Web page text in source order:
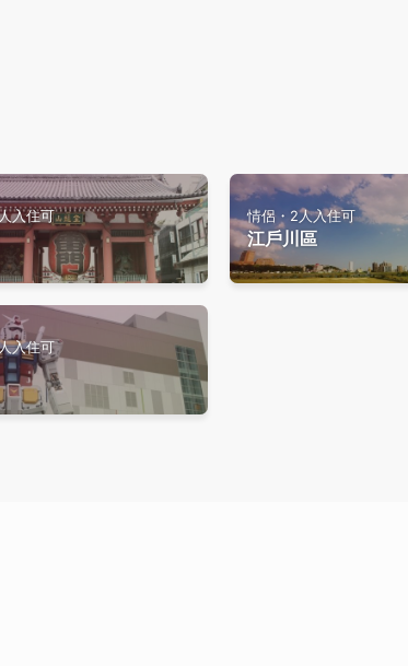
入住可 情侶・2人入住可
江戶川區
入住可